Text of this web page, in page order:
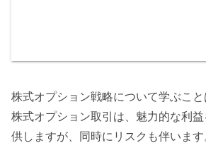
株式オプション戦略について学ぶこと
株式オプション取引は、魅力的な利
供しますが、同時にリスクも伴いま